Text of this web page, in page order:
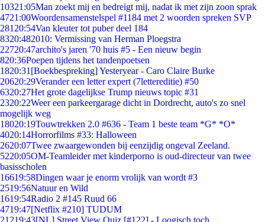
10321:05Man zoekt mij en bedreigt mij, nadat ik met zijn zoon sprak
4721:00Woordensamenstelspel #1184 met 2 woorden spreken SVP
281 20:54Van kleuter tot puber deel 184
8320:482010: Vermissing van Herman Ploegstra
22720:47archito's jaren '70 huis #5 - Een nieuw begin
820:36Poepen tijdens het tandenpoetsen
1820:31 [Boekbespreking] Yesteryear - Caro Claire Burke
20620:29Verander een letter expert (7lettereditie) #50
6320:27Het grote dagelijkse Trump nieuws topic #31
2320:22Weer een parkeergarage dicht in Dordrecht, auto's zo snel
mogelijk weg
18020:19Touwtrekken 2.0 #636 - Team 1 beste team *G* *O*
4020:14Horrorfilms #33: Halloween
2620:07Twee zwaargewonden bij eenzijdig ongeval Zeeland.
5220:05OM-Teamleider met kinderporno is oud-directeur van twee
basisscholen
16619:58Dingen waar je enorm vrolijk van wordt #3
2519:56Natuur en Wild
1619:54Radio 2 #145 Ruud 66
4719:47[Netflix #210] TUDUM
21219:43[NL] Street View Quiz [#122] - Loogisch toch